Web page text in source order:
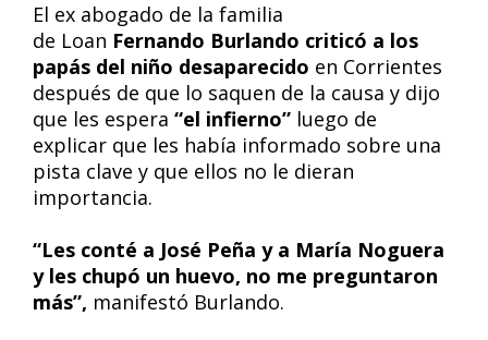
El ex abogado de la familia
de Loan Fernando Burlando criticó a los
papás del niño desaparecido en Corrientes
después de que lo saquen de la causa y dijo
que les espera “el infierno” luego de
explicar que les había informado sobre una
pista clave y que ellos no le dieran
importancia.
“Les conté a José Peña y a María Noguera
y les chupó un huevo, no me preguntaron
más”, manifestó Burlando.